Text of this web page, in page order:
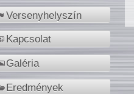
Versenyhelyszín
Kapcsolat
Galéria
Eredmények